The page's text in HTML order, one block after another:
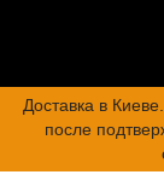
Доставка в
после